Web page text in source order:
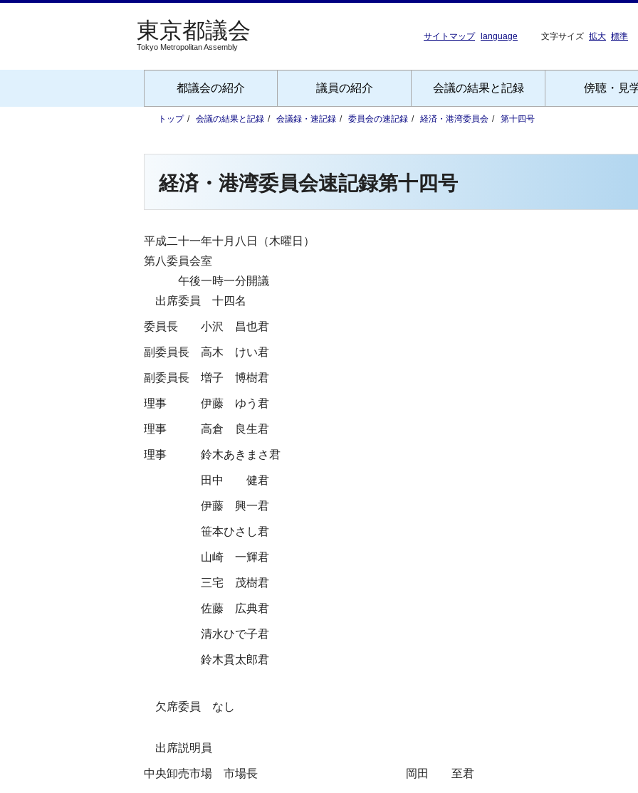
Tokyo Metropolitan Assembly
サイトマップ language 文字サイズ 拡大 標準
都議会の紹介 議員の紹介 会議の結果と記録 傍聴・見
トップ 会議の結果と記録 会議録・速記録 委員会の速記録 経済・港湾委員会 第十四号
経済・港湾委員会速記録第十四号
平成二十一年十月八日（木曜日）
第八委員会室
午後一時一分開議
出席委員 十四名
委員長 小沢 昌也君
副委員長 高木 けい君
副委員長 増子 博樹君
理事 伊藤 ゆう君
理事 高倉 良生君
理事 鈴木あきまさ君
田中 健君
伊藤 興一君
笹本ひさし君
山崎 一輝君
三宅 茂樹君
佐藤 広典君
清水ひで子君
鈴木貫太郎君
欠席委員 なし
出席説明員
中央卸売市場 市場長 岡田 至君